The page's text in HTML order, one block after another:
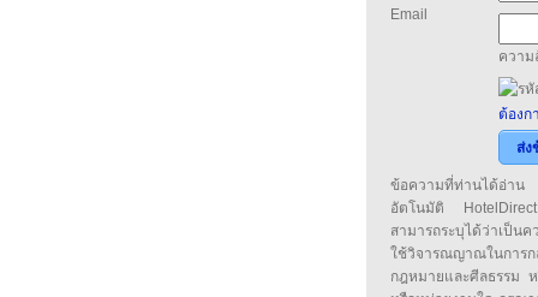
Email
ความ
ต้องก
ส่ง
ข้อความที่ท่านได้อ่าน
อัตโนมัติ
สามารถระบุได้ว่าเป็น
ใช้วิจารณญาณในกา
กฎหมายและศีลธรรม